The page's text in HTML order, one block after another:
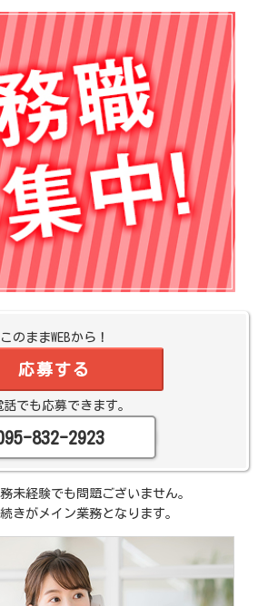
このままWEBから！
応募する
話でも応募できます。
832-2923
未経験でも問題ございません。
きがメイン業務となります。